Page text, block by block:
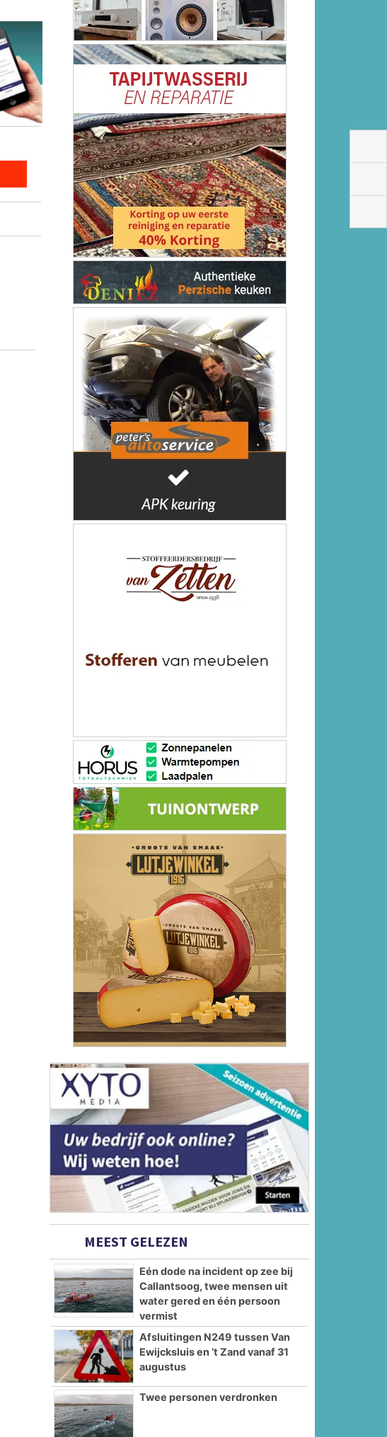
MEEST GELEZEN
Eén dode na incident op zee bij
Callantsoog, twee mensen uit
water gered en één persoon
vermist
Afsluitingen N249 tussen Van
Ewijcksluis en ’t Zand vanaf 31
augustus
Twee personen verdronken